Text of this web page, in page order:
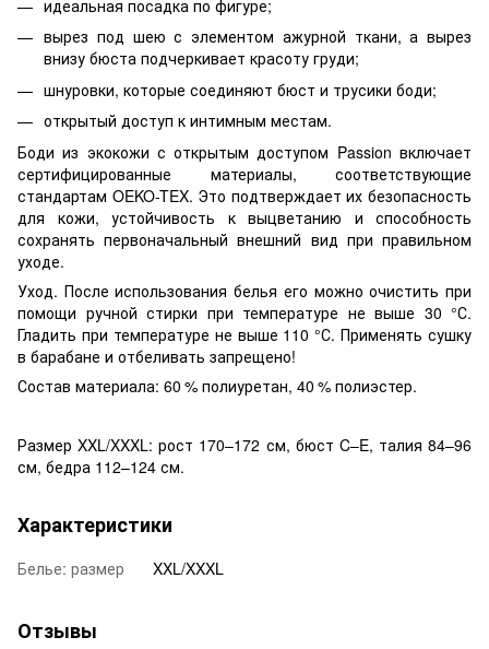
идеальная посадка по фигуре;
вырез под шею с элементом ажурной ткани, а вырез
внизу бюста подчеркивает красоту груди;
шнуровки, которые соединяют бюст и трусики боди;
открытый доступ к интимным местам.
Боди из экокожи с открытым доступом Passion включает
сертифицированные материалы, соответствующие
стандартам OEKO-TEX. Это подтверждает их безопасность
для кожи, устойчивость к выцветанию и способность
сохранять первоначальный внешний вид при правильном
уходе.
Уход. После использования белья его можно очистить при
помощи ручной стирки при температуре не выше 30 °С.
Гладить при температуре не выше 110 °С. Применять сушку
в барабане и отбеливать запрещено!
Состав материала: 60 % полиуретан, 40 % полиэстер.
Размер XXL/XXXL: рост 170–172 см, бюст C–E, талия 84–96
см, бедра 112–124 см.
Характеристики
Белье: размер XXL/XXXL
Отзывы